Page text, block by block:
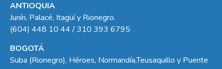
ANTIOQUIA
Junín, Palacé, Itagüí y Rionegro.
(604) 448 10 44 / 310 393 6795
BOGOTÁ
Suba (Rionegro), Héroes, Normandía,Teusaquillo y Puente